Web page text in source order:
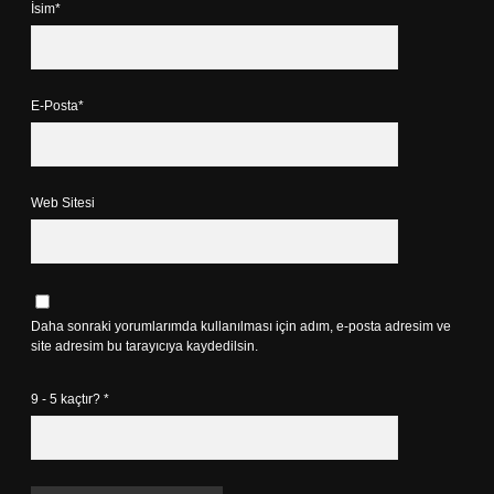
İsim*
E-Posta*
Web Sitesi
Daha sonraki yorumlarımda kullanılması için adım, e-posta adresim ve
site adresim bu tarayıcıya kaydedilsin.
9 - 5 kaçtır? *